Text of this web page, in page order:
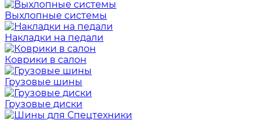
Выхлопные системы
Накладки на педали
Коврики в салон
Грузовые шины
Грузовые диски